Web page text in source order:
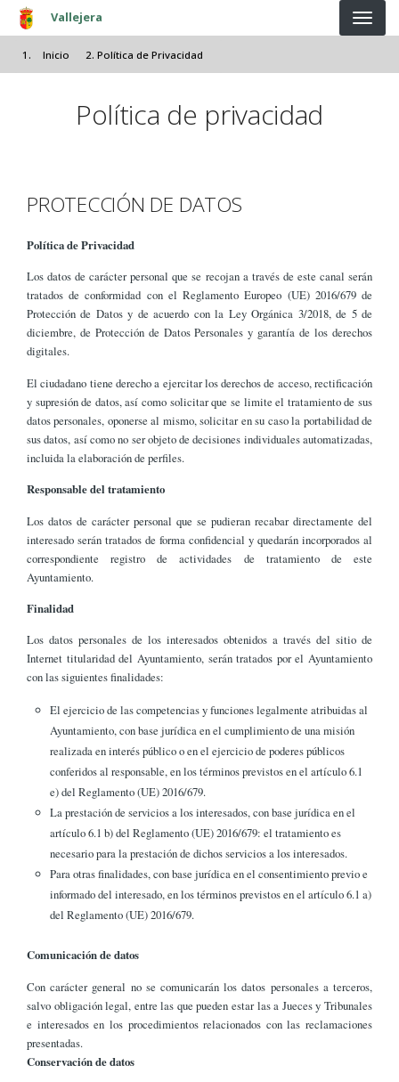
Pasar al contenido principal
Vallejera
Inicio Política de Privacidad
Política de privacidad
PROTECCIÓN DE DATOS
Política de Privacidad
Los datos de carácter personal que se recojan a través de este canal serán
tratados de conformidad con el Reglamento Europeo (UE) 2016/679 de
Protección de Datos y de acuerdo con la Ley Orgánica 3/2018, de 5 de
diciembre, de Protección de Datos Personales y garantía de los derechos
digitales.
El ciudadano tiene derecho a ejercitar los derechos de acceso, rectificación
y supresión de datos, así como solicitar que se limite el tratamiento de sus
datos personales, oponerse al mismo, solicitar en su caso la portabilidad de
sus datos, así como no ser objeto de decisiones individuales automatizadas,
incluida la elaboración de perfiles.
Responsable del tratamiento
Los datos de carácter personal que se pudieran recabar directamente del
interesado serán tratados de forma confidencial y quedarán incorporados al
correspondiente registro de actividades de tratamiento de este
Ayuntamiento.
Finalidad
Los datos personales de los interesados obtenidos a través del sitio de
Internet titularidad del Ayuntamiento, serán tratados por el Ayuntamiento
con las siguientes finalidades:
El ejercicio de las competencias y funciones legalmente atribuidas al
Ayuntamiento, con base jurídica en el cumplimiento de una misión
realizada en interés público o en el ejercicio de poderes públicos
conferidos al responsable, en los términos previstos en el artículo 6.1
e) del Reglamento (UE) 2016/679.
La prestación de servicios a los interesados, con base jurídica en el
artículo 6.1 b) del Reglamento (UE) 2016/679: el tratamiento es
necesario para la prestación de dichos servicios a los interesados.
Para otras finalidades, con base jurídica en el consentimiento previo e
informado del interesado, en los términos previstos en el artículo 6.1 a)
del Reglamento (UE) 2016/679.
Comunicación de datos
Con carácter general no se comunicarán los datos personales a terceros,
salvo obligación legal, entre las que pueden estar las a Jueces y Tribunales
e interesados en los procedimientos relacionados con las reclamaciones
presentadas.
Conservación de datos